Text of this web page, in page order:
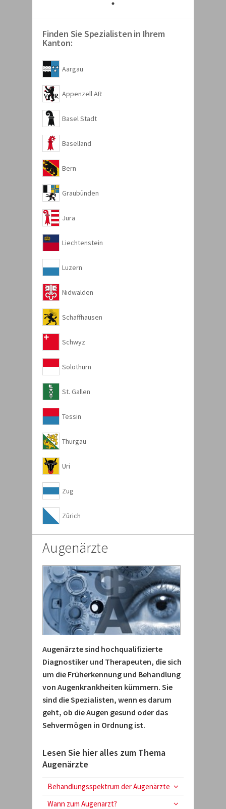
Finden Sie Spezialisten in Ihrem
Kanton:
Aargau
Appenzell AR
Basel Stadt
Baselland
Bern
Graubünden
Jura
Liechtenstein
Luzern
Nidwalden
Schaffhausen
Schwyz
Solothurn
St. Gallen
Tessin
Thurgau
Uri
Zug
Zürich
Augenärzte
Augenärzte sind hochqualifizierte
Diagnostiker und Therapeuten, die sich
um die Früherkennung und Behandlung
von Augenkrankheiten kümmern. Sie
sind die Spezialisten, wenn es darum
geht, ob die Augen gesund oder das
Sehvermögen in Ordnung ist.
Lesen Sie hier alles zum Thema
Augenärzte
Behandlungsspektrum der Augenärzte
Wann zum Augenarzt?